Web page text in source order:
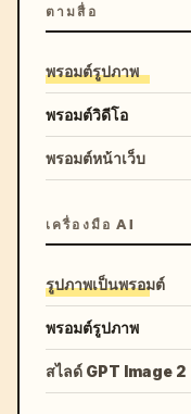
ตามสื่อ
พรอมต์รูปภาพ
พรอมต์วิดีโอ
พรอมต์หน้าเว็บ
เครื่องมือ AI
รูปภาพเป็นพรอมต์
พรอมต์รูปภาพ
สไลด์ GPT Image 2